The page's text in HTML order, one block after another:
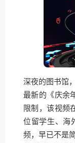
深夜的图书馆
最新的《庆余
限制，该视频
位留学生、海
频，早已不是